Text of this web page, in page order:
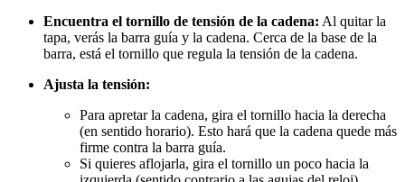
Encuentra el tornillo de tensión de la cadena: Al quitar la
tapa, verás la barra guía y la cadena. Cerca de la base de la
barra, está el tornillo que regula la tensión de la cadena.
Ajusta la tensión:
Para apretar la cadena, gira el tornillo hacia la derecha
(en sentido horario). Esto hará que la cadena quede más
firme contra la barra guía.
Si quieres aflojarla, gira el tornillo un poco hacia la